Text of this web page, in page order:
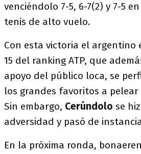
venciéndolo 7-5, 6-7(2) y 7-5
tenis de alto vuelo.
Con esta victoria el argentino
15 del ranking ATP, que
apoyo del público loca, se
los grandes favoritos a
Sin embargo, Cerúndolo se
adversidad y pasó de
En la próxima ronda,